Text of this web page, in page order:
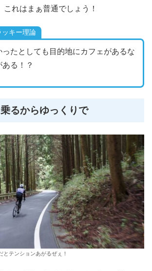
これはまぁ普通でしょう！
ッキー理論
ったとしても目的地にカフェがあるな
る！？
るからゆっくりで
とテンションあがるぜぇ！